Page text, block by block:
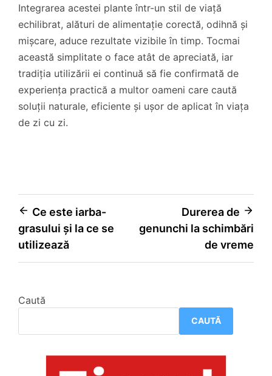
Integrarea acestei plante într-un stil de viață
echilibrat, alături de alimentație corectă, odihnă și
mișcare, aduce rezultate vizibile în timp. Tocmai
această simplitate o face atât de apreciată, iar
tradiția utilizării ei continuă să fie confirmată de
experiența practică a multor oameni care caută
soluții naturale, eficiente și ușor de aplicat în viața
de zi cu zi.
Navigare
în
articole
Ce este iarba-
grasului și la ce se
utilizează
Durerea de
genunchi la schimbări
de vreme
Caută
CAUTĂ